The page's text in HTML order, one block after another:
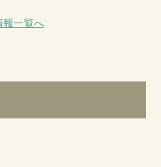
報一覧へ